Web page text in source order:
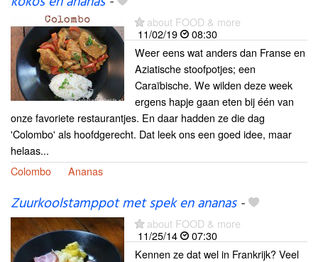
about FOOD & more
11/02/19
08:30
Weer eens wat anders dan Franse en
Aziatische stoofpotjes; een
Caraïbische. We wilden deze week
ergens hapje gaan eten bij één van
onze favoriete restaurantjes. En daar hadden ze die dag
'Colombo' als hoofdgerecht. Dat leek ons een goed idee, maar
helaas...
Colombo
Ananas
Zuurkoolstamppot met spek en ananas-
about FOOD & more
11/25/14
07:30
Kennen ze dat wel in Frankrijk? Veel